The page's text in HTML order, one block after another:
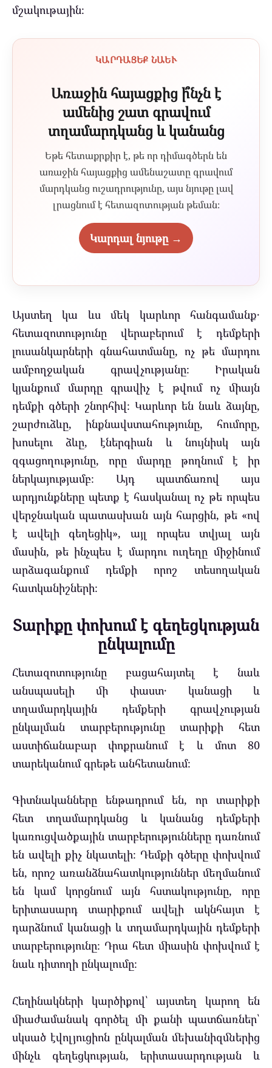
մշակութային։
ԿԱՐԴԱՑԵՔ ՆԱԵՒ
Առաջին հայացքից ի՞նչն է
ամենից շատ գրավում
տղամարդկանց և կանանց
Եթե հետաքրքիր է, թե որ դիմագծերն են
առաջին հայացքից ամենաշատը գրավում
մարդկանց ուշադրությունը, այս նյութը լավ
լրացնում է հետազոտության թեման։
Կարդալ նյութը →
Այստեղ կա ևս մեկ կարևոր հանգամանք․
հետազոտությունը վերաբերում է դեմքերի
լուսանկարների գնահատմանը, ոչ թե մարդու
ամբողջական գրավչությանը։ Իրական
կյանքում մարդը գրավիչ է թվում ոչ միայն
դեմքի գծերի շնորհիվ։ Կարևոր են նաև ձայնը,
շարժուձևը, ինքնավստահությունը, հումորը,
խոսելու ձևը, էներգիան և նույնիսկ այն
զգացողությունը, որը մարդը թողնում է իր
ներկայությամբ։ Այդ պատճառով այս
արդյունքները պետք է հասկանալ ոչ թե որպես
վերջնական պատասխան այն հարցին, թե «ով
է ավելի գեղեցիկ», այլ որպես տվյալ այն
մասին, թե ինչպես է մարդու ուղեղը միջինում
արձագանքում դեմքի որոշ տեսողական
հատկանիշների։
Տարիքը փոխում է գեղեցկության
ընկալումը
Հետազոտությունը բացահայտել է նաև
անսպասելի մի փաստ․ կանացի և
տղամարդկային դեմքերի գրավչության
ընկալման տարբերությունը տարիքի հետ
աստիճանաբար փոքրանում է և մոտ 80
տարեկանում գրեթե անհետանում։
Գիտնականները ենթադրում են, որ տարիքի
հետ տղամարդկանց և կանանց դեմքերի
կառուցվածքային տարբերությունները դառնում
են ավելի քիչ նկատելի։ Դեմքի գծերը փոխվում
են, որոշ առանձնահատկություններ մեղմանում
են կամ կորցնում այն հստակությունը, որը
երիտասարդ տարիքում ավելի ակնհայտ է
դարձնում կանացի և տղամարդկային դեմքերի
տարբերությունը։ Դրա հետ միասին փոխվում է
նաև դիտողի ընկալումը։
Հեղինակների կարծիքով՝ այստեղ կարող են
միաժամանակ գործել մի քանի պատճառներ՝
սկսած էվոլյուցիոն ընկալման մեխանիզմներից
մինչև գեղեցկության, երիտասարդության և